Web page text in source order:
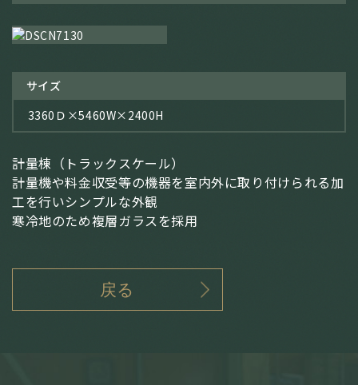
サイズ
3360Ｄ×5460W×2400H
計量棟（トラックスケール）
計量機や料金収受等の機器を室内外に取り付けられる加
工を行いシンプルな外観
寒冷地のため複層ガラスを採用
戻る